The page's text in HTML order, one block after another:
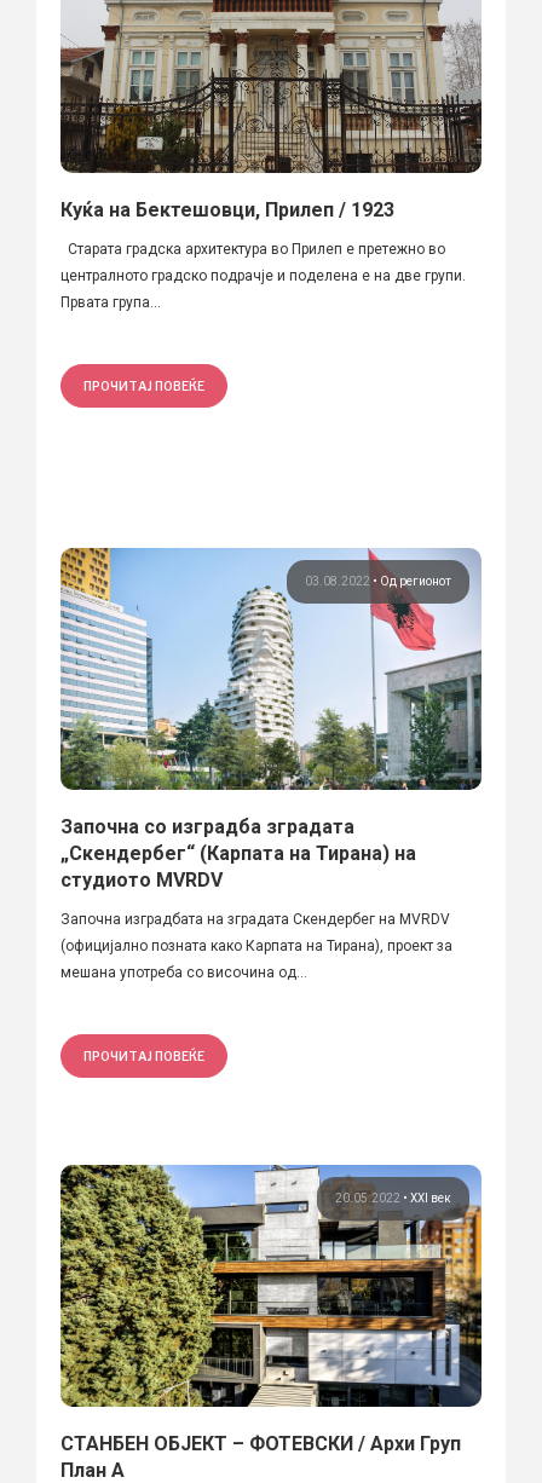
Куќа на Бектешовци, Прилеп / 1923
Старата градска архитектура во Прилеп е претежно во
централното градско подрачје и поделена е на две групи.
Првата група...
ПРОЧИТАЈ ПОВЕЌЕ
03.08.2022 • Од регионот
Започна со изградба зградата
„Скендербег“ (Карпата на Тирана) на
студиото MVRDV
Започна изградбата на зградата Скендербег на MVRDV
(официјално позната како Карпата на Тирана), проект за
мешана употреба со височина од...
ПРОЧИТАЈ ПОВЕЌЕ
20.05.2022 • XXI век
СТАНБЕН ОБЈЕКТ – ФОТЕВСКИ / Архи Груп
План А